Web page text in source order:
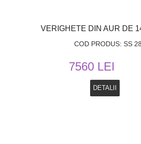
VERIGHETE DIN AUR DE
COD PRODUS: SS
7560 LEI
DETALII